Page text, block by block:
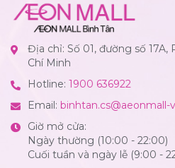
Địa chỉ: Số 01, đường số 17A,
Chí Minh
Hotline: 1900 636922
Email: binhtan.cs@aeonmall-
Giờ mở cửa:
Ngày thường (10:00 - 22:00)
Cuối tuần và ngày lễ (9:00 -